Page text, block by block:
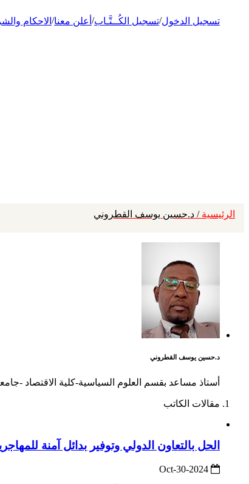
تسجيل الدخول/تسجيل الكُــتَّـاب/ أعلن معنا/ الاحكام
الرئيسية / د.حسين يوسف القطروني
د.حسين يوسف القطروني
أستاذ مساعد بقسم العلوم السياسية-كلية الاقتصاد -
مقالات الكاتب
الحل بالتعاون الدولي وتوفير بدائل آمنة